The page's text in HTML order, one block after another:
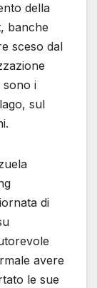
della
banche
sceso dal
sono i
sul
di
avere
le sue